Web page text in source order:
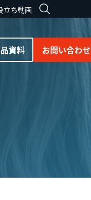
立ち動画
資料 お問い合わせ